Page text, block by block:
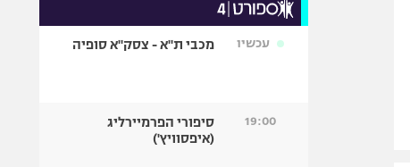
עכשיו מכבי ת"א - צסק"א סופיה
19:00
סיפורי הפרמיירליג
(איפסוויץ')